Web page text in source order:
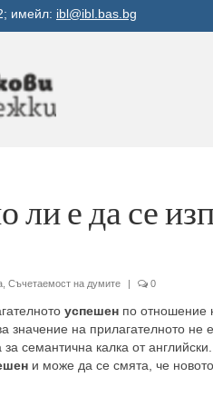
имейл: ibl@ibl.bas.bg
ли е да се
Съчетаемост на думите | 0
успешен по отношение
значение на прилагателното не
за семантична калка от
и може да се смята, че новото